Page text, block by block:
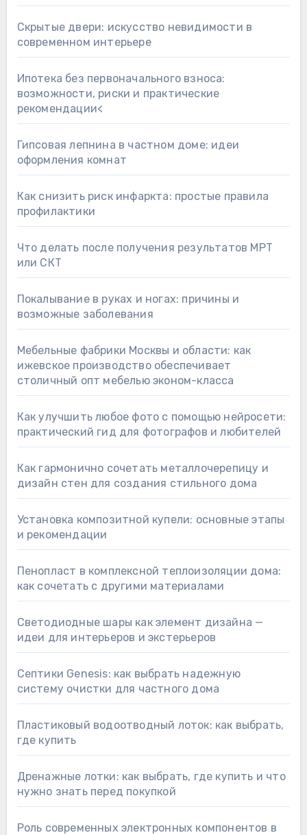
Скрытые двери: искусство невидимости в
современном интерьере
Ипотека без первоначального взноса:
возможности, риски и практические
рекомендации<
Гипсовая лепнина в частном доме: идеи
оформления комнат
Как снизить риск инфаркта: простые правила
профилактики
Что делать после получения результатов МРТ
или СКТ
Покалывание в руках и ногах: причины и
возможные заболевания
Мебельные фабрики Москвы и области: как
ижевское производство обеспечивает
столичный опт мебелью эконом-класса
Как улучшить любое фото с помощью нейросети:
практический гид для фотографов и любителей
Как гармонично сочетать металлочерепицу и
дизайн стен для создания стильного дома
Установка композитной купели: основные этапы
и рекомендации
Пенопласт в комплексной теплоизоляции дома:
как сочетать с другими материалами
Светодиодные шары как элемент дизайна —
идеи для интерьеров и экстерьеров
Септики Genesis: как выбрать надежную
систему очистки для частного дома
Пластиковый водоотводный лоток: как выбрать,
где купить
Дренажные лотки: как выбрать, где купить и что
нужно знать перед покупкой
Роль современных электронных компонентов в